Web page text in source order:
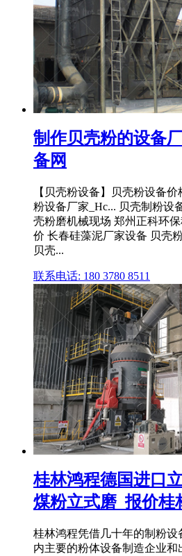
制作贝壳粉的设备
备网
【贝壳粉设备】贝壳粉设备
粉设备厂家_Hc... 贝壳制粉设
壳粉磨机械现场 郑州正科环
价 长春硅藻泥厂家设备 贝壳
贝壳...
联系电话: 180 3780 8511
桂林鸿程德国进口
煤粉立式磨_报价桂
桂林鸿程凭借几十年的制粉设
内主要的粉体设备制造企业